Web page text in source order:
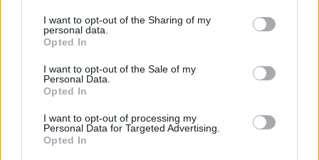
I want to opt-out of the Sharing of my
personal data.
Opted In
I want to opt-out of the Sale of my
Personal Data.
Opted In
I want to opt-out of processing my
Personal Data for Targeted Advertising.
Opted In
Zbulohet incidenti me
afganët në Shqipëri: Një
ndalua të ulej në Rinas?
“Në Shqipëri do të vijnë
Epirit”, mediat grek: Plan i